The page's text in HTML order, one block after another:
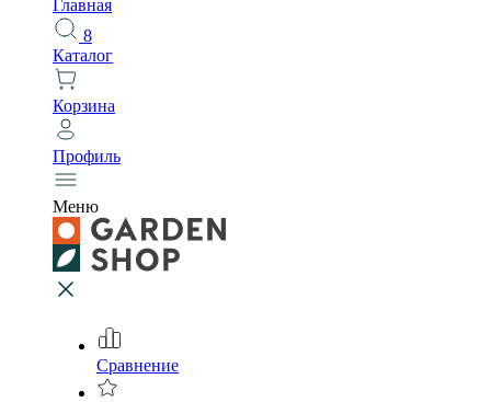
Главная
8
Каталог
Корзина
Профиль
Меню
Сравнение